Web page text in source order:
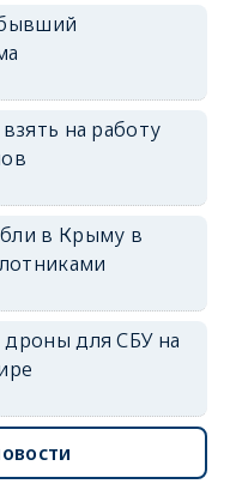
на работу
в Крыму в
для СБУ на